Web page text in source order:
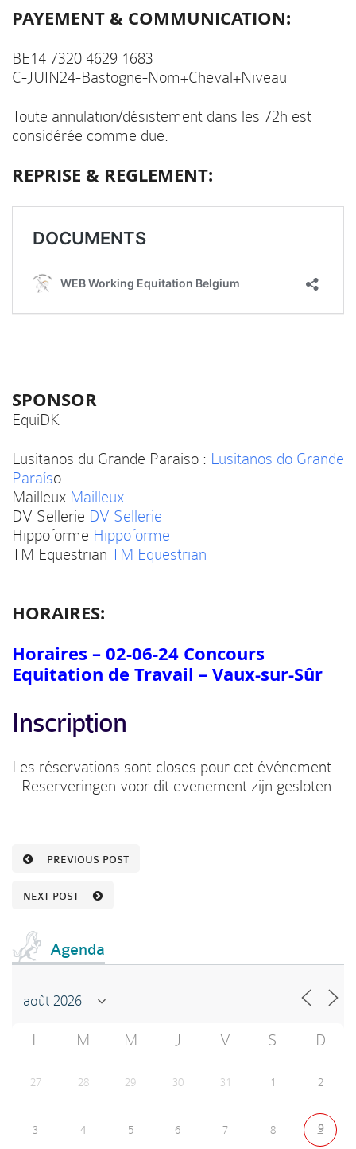
PAYEMENT & COMMUNICATION:
BE14 7320 4629 1683
C-JUIN24-Bastogne-Nom+Cheval+Niveau
Toute annulation/désistement dans les 72h est
considérée comme due.
REPRISE & REGLEMENT:
SPONSOR
EquiDK
Lusitanos du Grande Paraiso : Lusitanos do Grande
Paraíso
Mailleux Mailleux
DV Sellerie DV Sellerie
Hippoforme Hippoforme
TM Equestrian TM Equestrian
HORAIRES:
Horaires – 02-06-24 Concours
Equitation de Travail – Vaux-sur-Sûr
Inscription
Les réservations sont closes pour cet événement.
- Reserveringen voor dit evenement zijn gesloten.
PREVIOUS POST
NEXT POST
Agenda
L M M J V S D
27 28 29 30 31 1 2
3 4 5 6 7 8 9